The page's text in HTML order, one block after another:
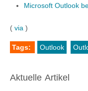
Microsoft Outlook
( via )
Tags: Outlook
Aktuelle Artikel